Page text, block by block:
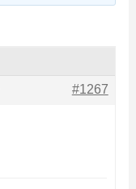
#1267